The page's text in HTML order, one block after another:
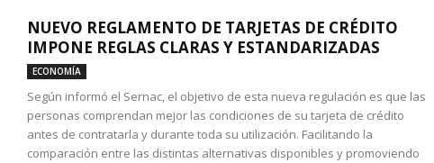
NUEVO REGLAMENTO DE TARJETAS DE CRÉDITO
IMPONE REGLAS CLARAS Y ESTANDARIZADAS
ECONOMÍA
Según informó el Sernac, el objetivo de esta nueva regulación es que las
personas comprendan mejor las condiciones de su tarjeta de crédito
antes de contratarla y durante toda su utilización. Facilitando la
comparación entre las distintas alternativas disponibles y promoviendo